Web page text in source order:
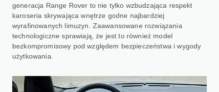
generacja Range Rover to nie tylko wzbudzająca respekt
karoseria skrywająca wnętrze godne najbardziej
wyrafinowanych limuzyn. Zaawansowane rozwiązania
technologiczne sprawiają, że jest to również model
bezkompromisowy pod względem bezpieczeństwa i wygody
użytkowania.